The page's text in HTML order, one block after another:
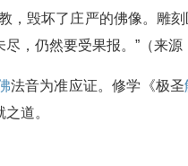
，毁坏了庄严的佛像。雕
，仍然要受果报。”（来源
法音为准应证。修学《极圣
之道。